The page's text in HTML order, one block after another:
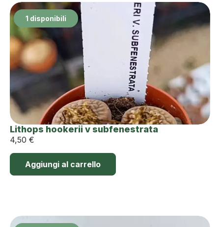
1 disponibili
Lithops hookerii v subfenestrata
4,50 €
Aggiungi al carrello